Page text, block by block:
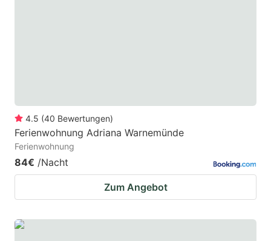
4.5 (40 Bewertungen)
Ferienwohnung Adriana Warnemünde
Ferienwohnung
84€ /Nacht
Zum Angebot